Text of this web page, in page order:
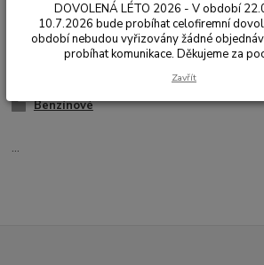
Generátory
Bateriové
Benzínové
...
DOVOLENÁ LÉTO 2026 - V období
10.7.2026 bude probíhat celofiremní
období nebudou vyřizovány žádné
probíhat komunikace. Děkujeme za
Zavřít